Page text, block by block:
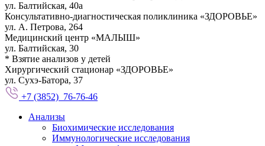
ул. Балтийская, 40а
Консультативно-диагностическая поликлиника «ЗДОРОВЬЕ»
ул. А. Петрова, 264
Медицинский центр «МАЛЫШ»
ул. Балтийская, 30
* Взятие анализов у детей
Хирургический стационар «ЗДОРОВЬЕ»
ул. Сухэ-Батора, 37
+7 (3852) 76-76-46
Анализы
Биохимические исследования
Иммунологические исследования